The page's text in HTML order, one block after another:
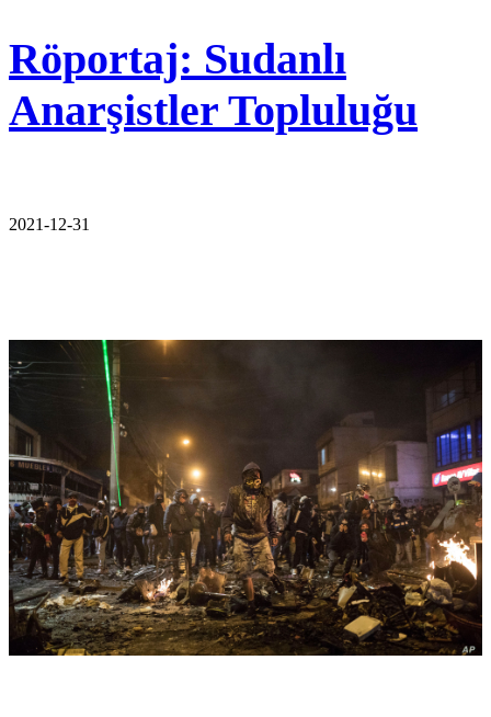
Röportaj: Sudanlı
Anarşistler Topluluğu
2021-12-31